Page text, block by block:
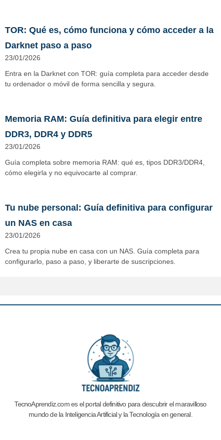
TOR: Qué es, cómo funciona y cómo acceder a la
Darknet paso a paso
23/01/2026
Entra en la Darknet con TOR: guía completa para acceder desde
tu ordenador o móvil de forma sencilla y segura.
Memoria RAM: Guía definitiva para elegir entre
DDR3, DDR4 y DDR5
23/01/2026
Guía completa sobre memoria RAM: qué es, tipos DDR3/DDR4,
cómo elegirla y no equivocarte al comprar.
Tu nube personal: Guía definitiva para configurar
un NAS en casa
23/01/2026
Crea tu propia nube en casa con un NAS. Guía completa para
configurarlo, paso a paso, y liberarte de suscripciones.
TecnoAprendiz.com es el portal definitivo para descubrir el maravilloso
mundo de la Inteligencia Artificial y laTecnología en general.